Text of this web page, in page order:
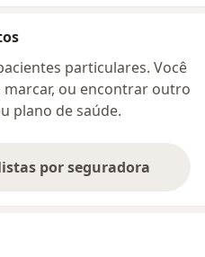
particulares. Você
ou encontrar outro
plano de saúde.
por seguradora